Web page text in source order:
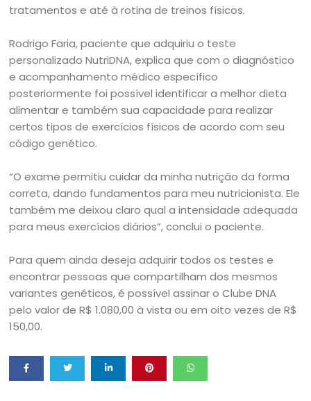
tratamentos e até à rotina de treinos físicos.
Rodrigo Faria, paciente que adquiriu o teste
personalizado NutriDNA, explica que com o diagnóstico
e acompanhamento médico específico
posteriormente foi possível identificar a melhor dieta
alimentar e também sua capacidade para realizar
certos tipos de exercícios físicos de acordo com seu
código genético.
“O exame permitiu cuidar da minha nutrição da forma
correta, dando fundamentos para meu nutricionista. Ele
também me deixou claro qual a intensidade adequada
para meus exercícios diários”, conclui o paciente.
Para quem ainda deseja adquirir todos os testes e
encontrar pessoas que compartilham dos mesmos
variantes genéticos, é possível assinar o Clube DNA
pelo valor de R$ 1.080,00 à vista ou em oito vezes de R$
150,00.